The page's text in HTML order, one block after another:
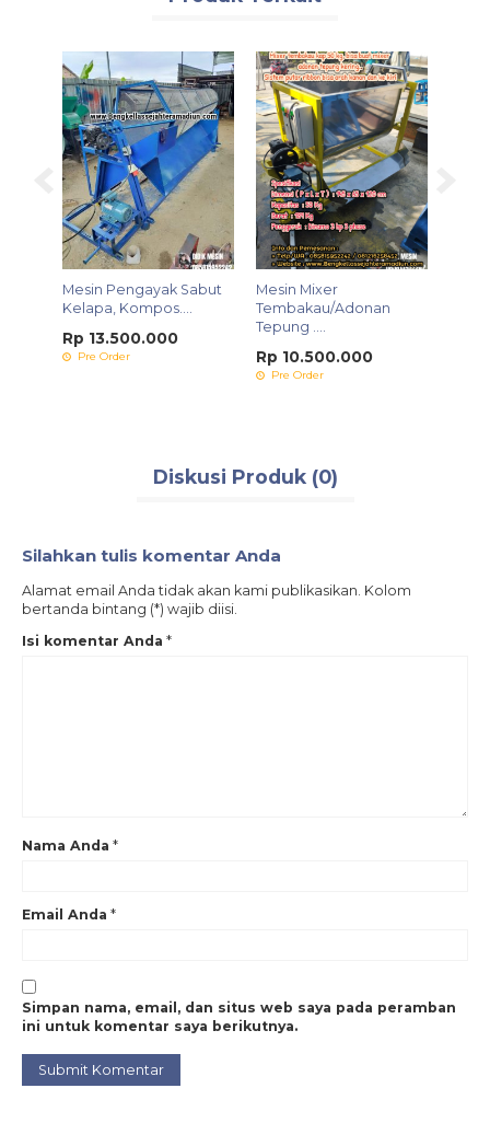
Mesin Pengayak Sabut
Kelapa, Kompos....
Rp 13.500.000
Pre Order
Mesin Mixer
Tembakau/Adonan
Tepung ....
Rp 10.500.000
Pre Order
Diskusi Produk (0)
Silahkan tulis komentar Anda
Alamat email Anda tidak akan kami publikasikan. Kolom
bertanda bintang (*) wajib diisi.
Isi komentar Anda *
Nama Anda *
Email Anda *
Simpan nama, email, dan situs web saya pada peramban
ini untuk komentar saya berikutnya.